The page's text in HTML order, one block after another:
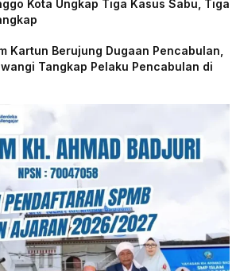
Kota Ungkap Tiga Kasus Sabu, Tiga
Kartun Berujung Dugaan Pencabulan,
Tangkap Pelaku Pencabulan di